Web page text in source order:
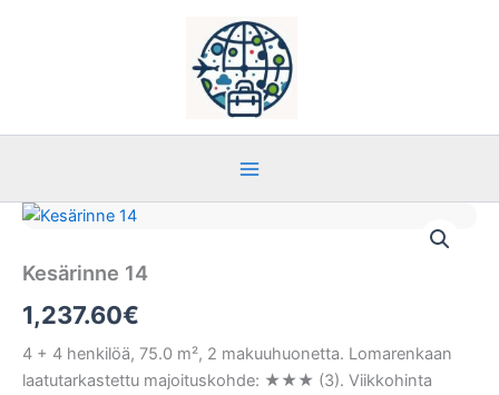
Kesärinne 14
1,237.60€
4 + 4 henkilöä, 75.0 m², 2 makuuhuonetta. Lomarenkaan
laatutarkastettu majoituskohde: ★★★ (3). Viikkohinta